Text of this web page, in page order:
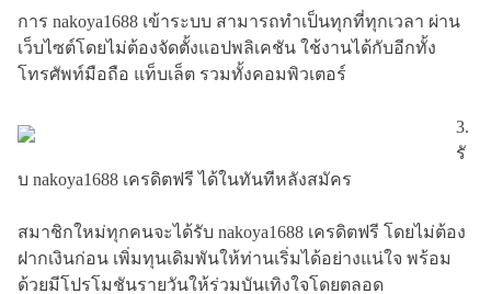
การ nakoya1688 เข้าระบบ สามารถทำเป็นทุกที่ทุกเวลา ผ่าน
เว็บไซต์โดยไม่ต้องจัดตั้งแอปพลิเคชัน ใช้งานได้กับอีกทั้ง
โทรศัพท์มือถือ แท็บเล็ต รวมทั้งคอมพิวเตอร์
3.
รั
บ nakoya1688 เครดิตฟรี ได้ในทันทีหลังสมัคร
สมาชิกใหม่ทุกคนจะได้รับ nakoya1688 เครดิตฟรี โดยไม่ต้อง
ฝากเงินก่อน เพิ่มทุนเดิมพันให้ท่านเริ่มได้อย่างแน่ใจ พร้อม
ด้วยมีโปรโมชันรายวันให้ร่วมบันเทิงใจโดยตลอด